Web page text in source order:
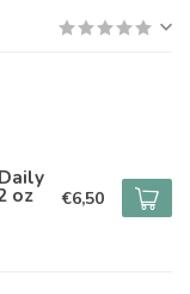
oz €6,50